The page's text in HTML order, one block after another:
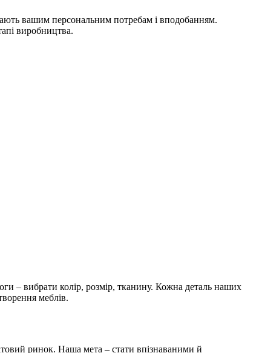
вашим персональним потребам і вподобанням.
виробництва.
– вибрати колір, розмір, тканину. Кожна деталь наших
меблів.
ринок. Наша мета – стати впізнаваними й